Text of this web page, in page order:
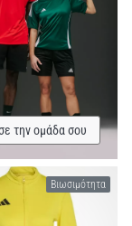
την ομάδα σου
Βιωσιμότητα